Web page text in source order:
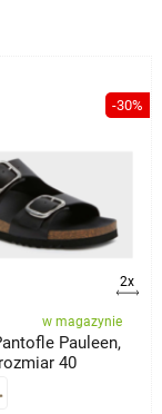
-30%
2x
w magazynie
Pauleen,
40